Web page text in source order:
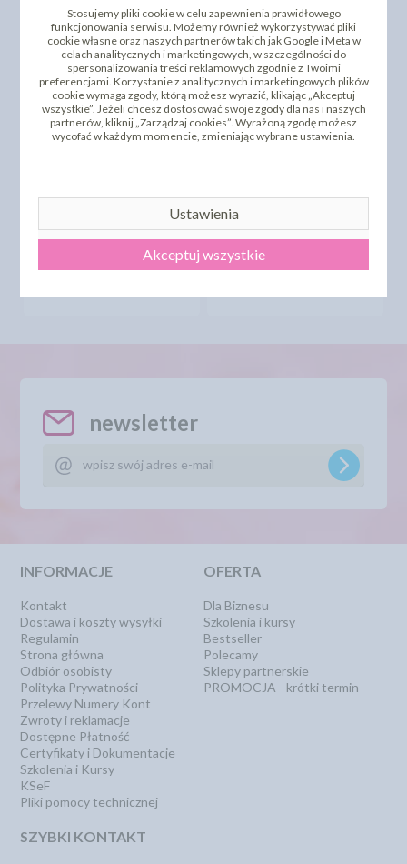
INNI KLIENCI KUPILI TEŻ
PODKŁADY POD TORT
GRUBE- 30 X 40 - ZŁOTE
8,46 zł
DO KOSZYKA
OPAKOWANIE NA TORT Z
OKIENKIEM 26X36X16
8,95 zł
DO KOSZYKA
newsletter
INFORMACJE
Kontakt
Dostawa i koszty wysyłki
Regulamin
Strona główna
Odbiór osobisty
Polityka Prywatności
Przelewy Numery Kont
Zwroty i reklamacje
Dostępne Płatność
Certyfikaty i Dokumentacje
Szkolenia i Kursy
KSeF
Pliki pomocy technicznej
OFERTA
Dla Biznesu
Szkolenia i kursy
Bestseller
Polecamy
Sklepy partnerskie
PROMOCJA - krótki termin
SZYBKI KONTAKT
Stosujemy pliki cookie w celu zapewnienia prawidłowego
funkcjonowania serwisu. Możemy również wykorzystywać pliki
cookie własne oraz naszych partnerów takich jak Google i Meta w
celach analitycznych i marketingowych, w szczególności do
spersonalizowania treści reklamowych zgodnie z Twoimi
preferencjami. Korzystanie z analitycznych i marketingowych plików
cookie wymaga zgody, którą możesz wyrazić, klikając „Akceptuj
wszystkie”. Jeżeli chcesz dostosować swoje zgody dla nas i naszych
partnerów, kliknij „Zarządzaj cookies”. Wyrażoną zgodę możesz
wycofać w każdym momencie, zmieniając wybrane ustawienia.
Ustawienia
Akceptuj wszystkie